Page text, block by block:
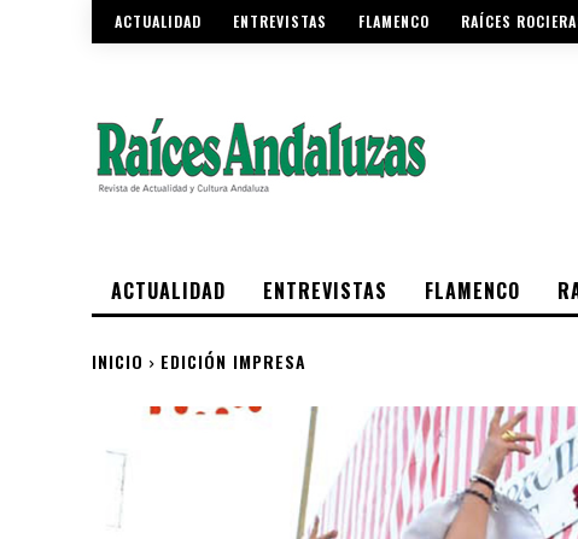
ACTUALIDAD ENTREVISTAS FLAMENCO RAÍCES
ACTUALIDAD ENTREVISTAS FLAMENCO
INICIO EDICIÓN IMPRESA